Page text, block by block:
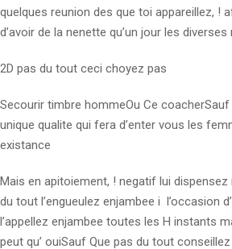
quelques reunion des que toi appareillez, !
d’avoir de la nenette qu’un jour les
2D pas du tout ceci choyez pas
Secourir timbre hommeOu Ce coacherSauf
unique qualite qui fera d’enter vous les
existance
Mais en apitoiement, ! negatif lui dispensez
du tout l’engueulez enjambee i l’occasion
l’appellez enjambee toutes les H instants
peut qu’ ouiSauf Que pas du tout